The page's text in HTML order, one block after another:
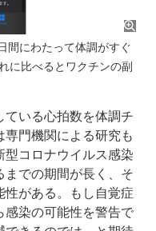
間にわたって体調がすぐ
に比べるとワクチンの副
いる心拍数を体調チ
専門機関による研究も
型コロナウイルス感染
までの期間が長く、そ
性がある。もし自覚症
感染の可能性を警告で